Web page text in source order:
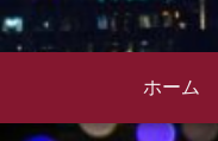
ホーム